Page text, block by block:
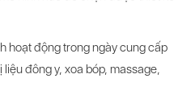
hoạt động trong ngày cung cấp
đông y, xoa bóp, massage,